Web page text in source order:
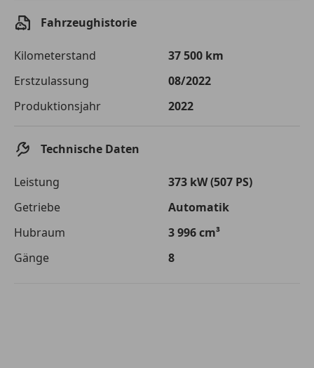
Sollzinssatz
Monatliche Rate € 880,51
Die tatsächlichen Konditionen sind abhängig von Ihrer Bonität sowie
von der von Ihnen gewählten Bank. Rückzahlungszeitraum 1-10
Jahre. Zinsspanne Sollzinssatz: 2,90% - 14,90%.
Fahrzeughistorie
Kilometerstand
37 500 km
Erstzulassung
08/2022
Produktionsjahr
2022
Technische Daten
Leistung
373 kW (507 PS)
Getriebe
Automatik
Hubraum
3 996 cm³
Gänge
8